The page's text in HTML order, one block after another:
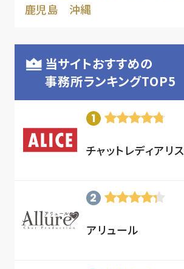
鹿児島
沖縄
当サイトおすすめの
事務所ランキングTOP5
チャットレディアリス
アリュール